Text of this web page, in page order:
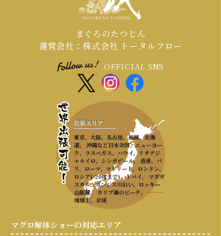
まぐろのたつじん
運営会社：株式会社 トータルフロー
OFFICIAL SNS
出張エリア
東京、大阪、名古屋、福岡、北海
道、 沖縄など日本全国、ニューヨー
ク、ラスベガス、ハワイ、リオデジ
ャネイロ、シンガポール、 香港、パ
リ、ローマ、マドリード、ロンドン、
ロシア(-20度まで)、ドバイ、 マダガ
スカル、ガンジス川沿い、ロッキー
山脈麓、 カリブ海のビーチ、 ………
地球上、全域
マグロ解体ショーの対応エリア